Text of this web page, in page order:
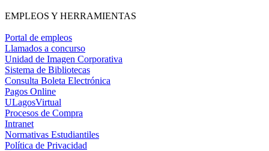
EMPLEOS Y HERRAMIENTAS
Portal de empleos
Llamados a concurso
Unidad de Imagen Corporativa
Sistema de Bibliotecas
Consulta Boleta Electrónica
Pagos Online
ULagosVirtual
Procesos de Compra
Intranet
Normativas Estudiantiles
Política de Privacidad